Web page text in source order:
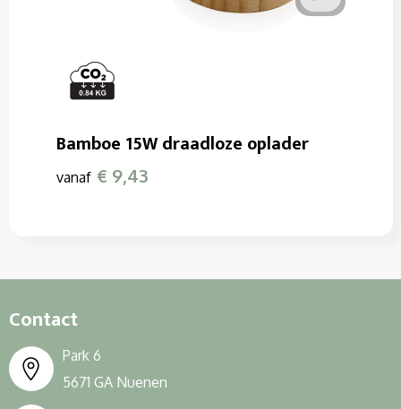
Bamboe 15W draadloze oplader
vanaf € 9,43
Contact
Park 6
5671 GA Nuenen